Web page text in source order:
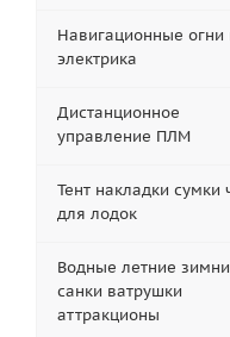
Навигационные огни
электрика
Дистанционное
управление ПЛМ
Тент накладки сумки
для лодок
Водные летние
санки ватрушки
аттракционы